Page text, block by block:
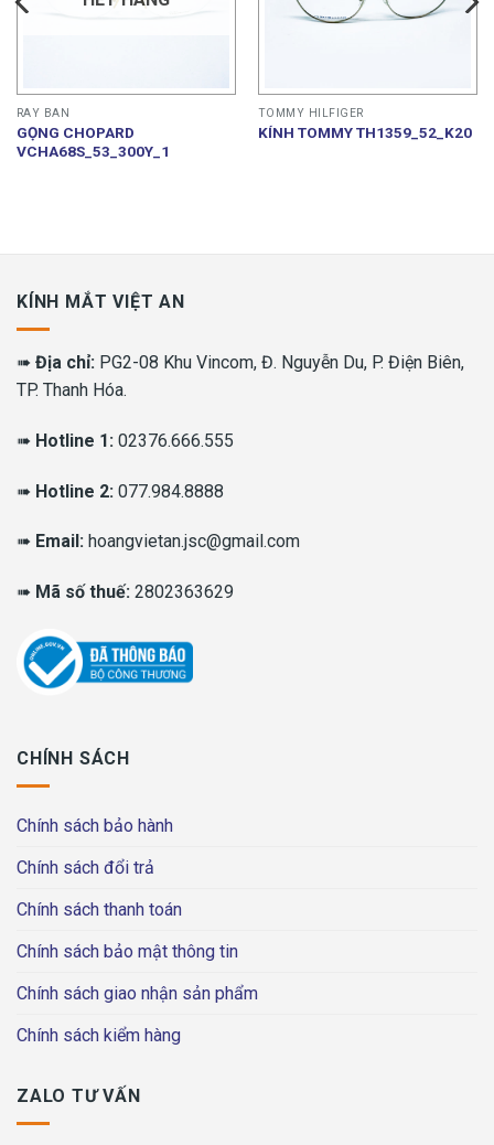
RAY BAN
GỌNG CHOPARD
VCHA68S_53_300Y_1
TOMMY HILFIGER
KÍNH TOMMY TH1359_52_K20
KÍNH MẮT VIỆT AN
➠ Địa chỉ: PG2-08 Khu Vincom, Đ. Nguyễn Du, P. Điện Biên,
TP. Thanh Hóa.
➠ Hotline 1: 02376.666.555
➠ Hotline 2: 077.984.8888
➠ Email: hoangvietan.jsc@gmail.com
➠ Mã số thuế: 2802363629
CHÍNH SÁCH
Chính sách bảo hành
Chính sách đổi trả
Chính sách thanh toán
Chính sách bảo mật thông tin
Chính sách giao nhận sản phẩm
Chính sách kiểm hàng
ZALO TƯ VẤN